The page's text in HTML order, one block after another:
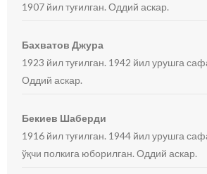
1907 йил туғилган. Оддий аскар.
Бахватов Джура
1923 йил туғилган. 1942 йил урушга
Оддий аскар.
Бекиев Шаберди
1916 йил туғилган. 1944 йил урушга
ўқчи полкига юборилган. Оддий аскар.